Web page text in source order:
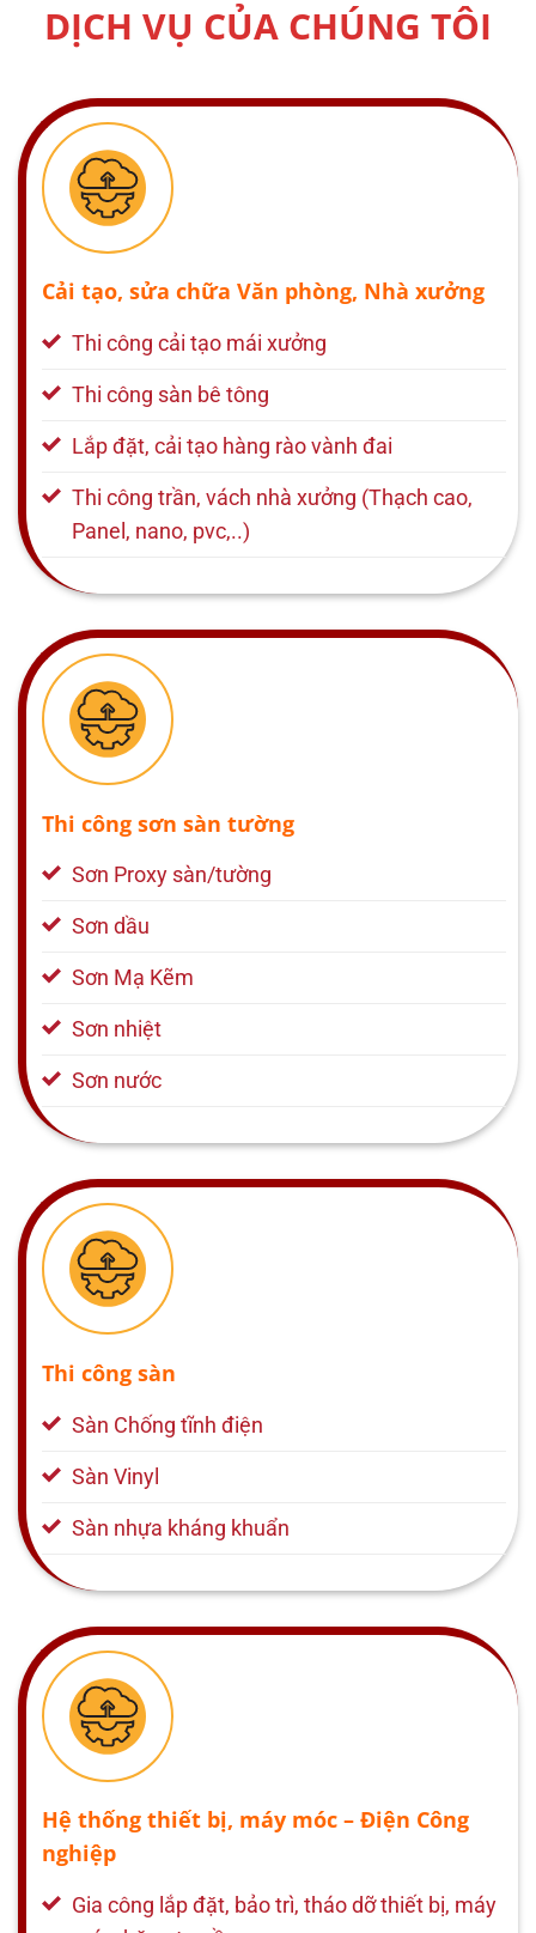
DỊCH VỤ CỦA CHÚNG TÔI
Cải tạo, sửa chữa Văn phòng, Nhà xưởng
Thi công cải tạo mái xưởng
Thi công sàn bê tông
Lắp đặt, cải tạo hàng rào vành đai
Thi công trần, vách nhà xưởng (Thạch cao,
Panel, nano, pvc,..)
Thi công sơn sàn tường
Sơn Proxy sàn/tường
Sơn dầu
Sơn Mạ Kẽm
Sơn nhiệt
Sơn nước
Thi công sàn
Sàn Chống tĩnh điện
Sàn Vinyl
Sàn nhựa kháng khuẩn
Hệ thống thiết bị, máy móc – Điện Công
nghiệp
Gia công lắp đặt, bảo trì, tháo dỡ thiết bị, máy